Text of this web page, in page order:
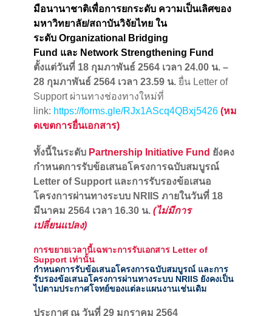
มือนานาชาติเพื่อการยกระดับ ความเป็นเลิศของ
มหาวิทยาลัย/สถาบันวิจัยไทย ใน
ระดับ Organizational Bridging
Fund และ Network Strengthening Fund
ตั้งแต่วันที่ 18 กุมภาพันธ์ 2564 เวลา 24.00 น. –
28 กุมภาพันธ์ 2564 เวลา 23.59 น. ยื่น Letter of
Support ผ่านทางช่องทางใหม่ที่
link: https://forms.gle/RJx1AScq4QBxj5426 (หม
ดเขตการยื่นเอกสาร)
ทั้งนี้ในระดับ Partnership Initiative Fund ยังคง
กำหนดการรับข้อเสนอโครงการฉบับสมบูรณ์
Letter of Support และการรับรองข้อเสนอ
โครงการผ่านทางระบบ NRIIS ภายในวันที่ 18
มีนาคม 2564 เวลา 16.30 น. (ไม่มีการ
เปลี่ยนแปลง)
การขยายเวลานี้เฉพาะการรับเอกสาร Letter of
Support เท่านั้น
กำหนดการรับข้อเสนอโครงการฉบับสมบูรณ์ และการ
รับรองข้อเสนอโครงการผ่านทางระบบ NRIIS ยังคงเป็น
ไปตามประกาศโจทย์ของแต่ละแผนงานเช่นเดิม
ประกาศ ณ วันที่ 29 มกราคม 2564